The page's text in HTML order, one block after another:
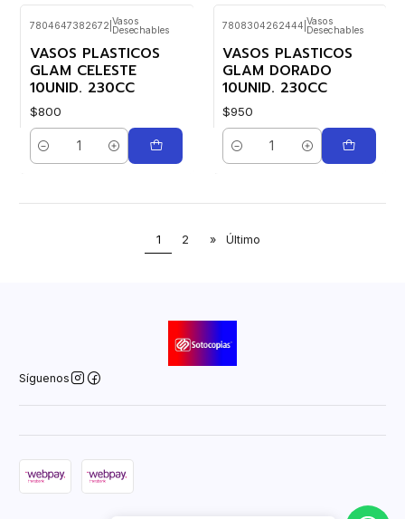
7804647382672 Vasos
Desechables
VASOS PLASTICOS
GLAM CELESTE
10UNID. 230CC
$800
Cantidad
7808304262444 Vasos
Desechables
VASOS PLASTICOS
GLAM DORADO
10UNID. 230CC
$950
Cantidad
1 2 » Último
Síguenos